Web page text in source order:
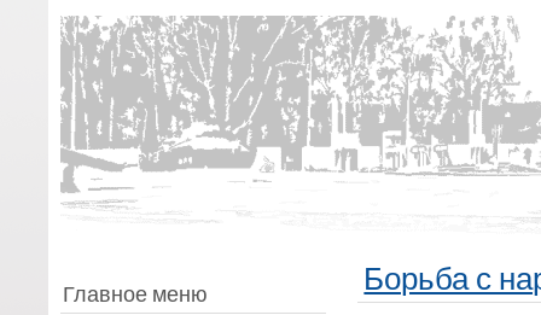
Главное меню Борьба с